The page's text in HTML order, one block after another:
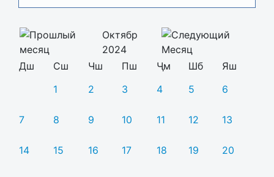
Октябр
2024
Дш
Сш Чш Пш Ҷм Шб
Яш
1
2 3 4 5 6
7 8 9 10 11 12 13
14 15 16 17 18 19 20